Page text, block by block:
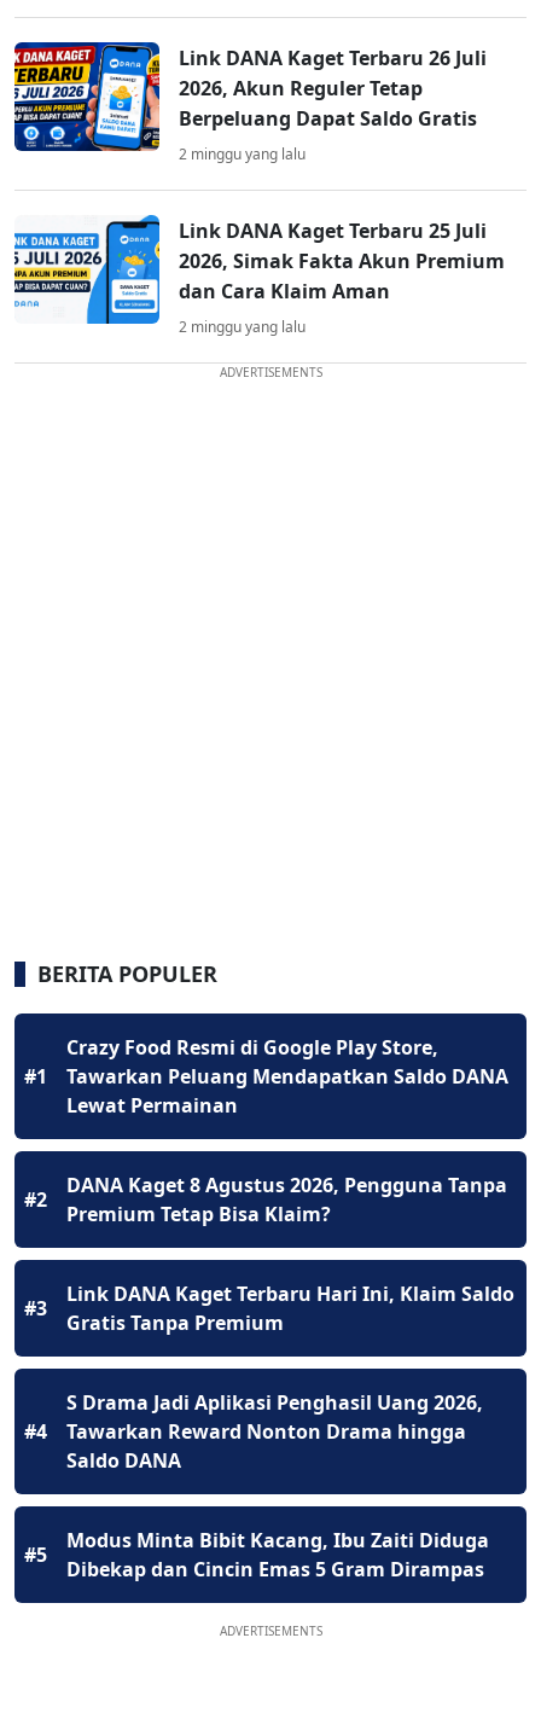
Link DANA Kaget Terbaru 26 Juli
2026, Akun Reguler Tetap
Berpeluang Dapat Saldo Gratis
2 minggu yang lalu
Link DANA Kaget Terbaru 25 Juli
2026, Simak Fakta Akun Premium
dan Cara Klaim Aman
2 minggu yang lalu
ADVERTISEMENTS
BERITA POPULER
#1
Crazy Food Resmi di Google Play Store,
Tawarkan Peluang Mendapatkan Saldo DANA
Lewat Permainan
#2
DANA Kaget 8 Agustus 2026, Pengguna Tanpa
Premium Tetap Bisa Klaim?
#3
Link DANA Kaget Terbaru Hari Ini, Klaim Saldo
Gratis Tanpa Premium
#4
S Drama Jadi Aplikasi Penghasil Uang 2026,
Tawarkan Reward Nonton Drama hingga
Saldo DANA
#5
Modus Minta Bibit Kacang, Ibu Zaiti Diduga
Dibekap dan Cincin Emas 5 Gram Dirampas
ADVERTISEMENTS